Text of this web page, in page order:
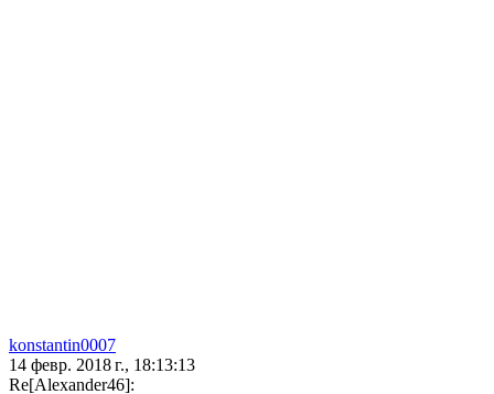
konstantin0007
14 февр. 2018 г., 18:13:13
Re[Alexander46]: